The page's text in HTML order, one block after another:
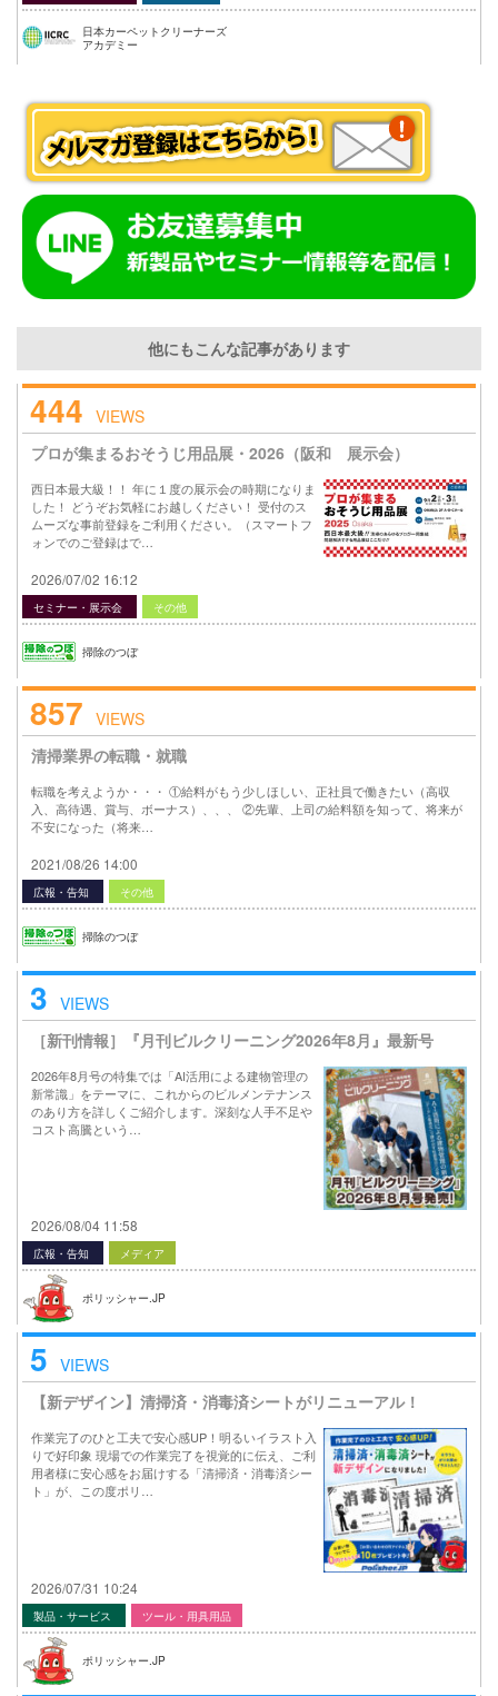
日本カーペットクリーナーズ
アカデミー
他にもこんな記事があります
444 VIEWS
プロが集まるおそうじ用品展・2026（阪和 展示会）
西日本最大級！！ 年に１度の展示会の時期になりま
した！ どうぞお気軽にお越しください！ 受付のス
ムーズな事前登録をご利用ください。（スマートフ
ォンでのご登録はで…
2026/07/02 16:12
セミナー・展示会 その他
掃除のつぼ
857 VIEWS
清掃業界の転職・就職
転職を考えようか・・・ ①給料がもう少しほしい、正社員で働きたい（高収
入、高待遇、賞与、ボーナス）、、、 ②先輩、上司の給料額を知って、将来が
不安になった（将来…
2021/08/26 14:00
広報・告知 その他
掃除のつぼ
3 VIEWS
［新刊情報］『月刊ビルクリーニング2026年8月』最新号
2026年8月号の特集では「AI活用による建物管理の
新常識」をテーマに、これからのビルメンテナンス
のあり方を詳しくご紹介します。深刻な人手不足や
コスト高騰という…
2026/08/04 11:58
広報・告知 メディア
ポリッシャー.JP
5 VIEWS
【新デザイン】清掃済・消毒済シートがリニューアル！
作業完了のひと工夫で安心感UP！明るいイラスト入
りで好印象 現場での作業完了を視覚的に伝え、ご利
用者様に安心感をお届けする「清掃済・消毒済シー
ト」が、この度ポリ…
2026/07/31 10:24
製品・サービス ツール・用具用品
ポリッシャー.JP